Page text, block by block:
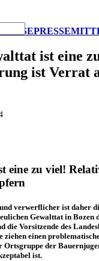
PRESSE
ist eine
ist Verrat
eine zu viel!
verwerflicher ist daher
Gewalttat in Bozen
die Vorsitzende des
ziehen einen
Ortsgruppe der
ist.